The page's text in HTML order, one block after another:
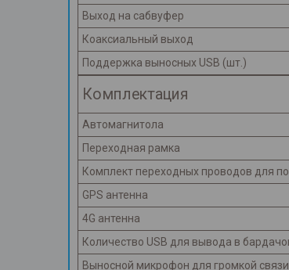
Выход на сабвуфер
Коаксиальный выход
Поддержка выносных USB (шт.)
Комплектация
Автомагнитола
Переходная рамка
Комплект переходных проводов для
GPS антенна
4G антенна
Количество USB для вывода в
Выносной микрофон для громкой связи